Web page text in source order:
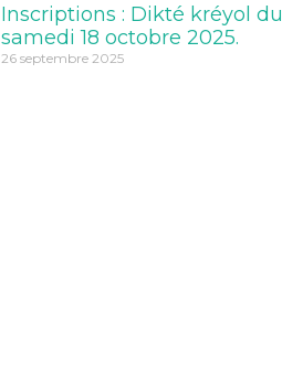
Inscriptions : Dikté kréyol du
samedi 18 octobre 2025.
26 septembre 2025